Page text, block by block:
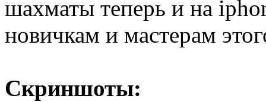
шахматы теперь и на
новичкам и мастерам
Скриншоты: